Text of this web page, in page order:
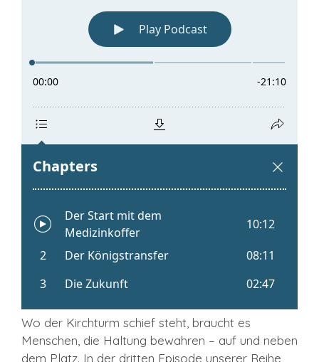
Wo der Kirchturm schief steht, braucht es
Menschen, die Haltung bewahren – auf und neben
dem Platz. In der dritten Episode unserer Reihe